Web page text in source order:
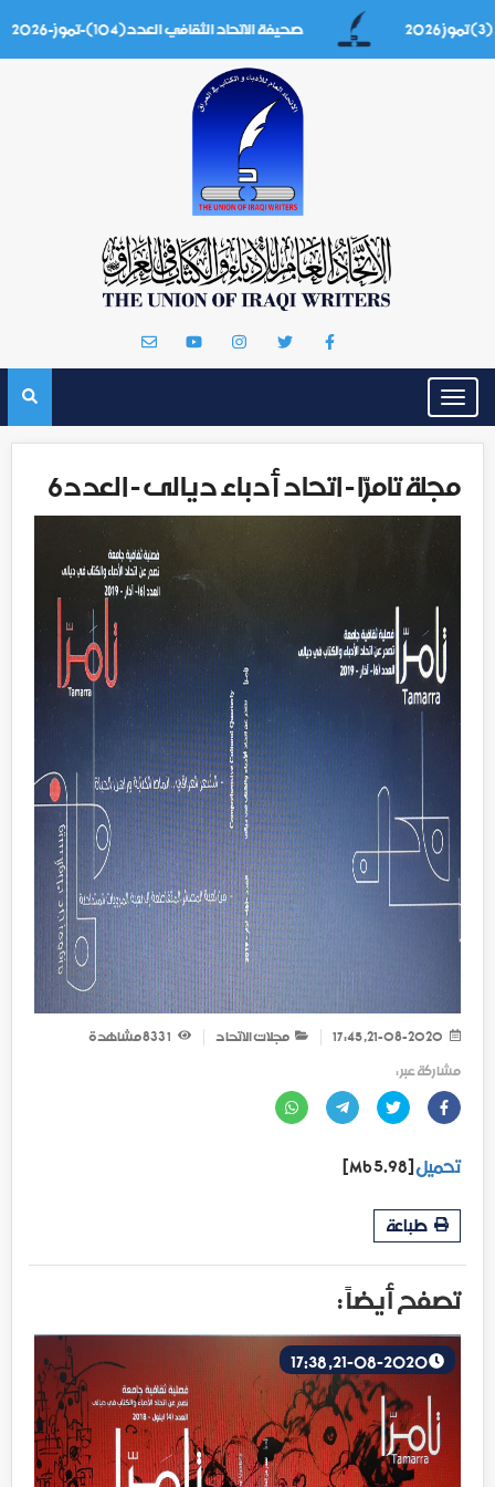
صحيفة الاتحاد الثقافي العدد(104)-تموز-2026
Toggle
navigation
مجلة تامرّا - اتحاد أدباء ديالى - العدد6
مجلات الاتحاد
مشاهدة
مشاركة عبر :
تحميل[5.98 Mb]
طباعة
تصفح أيضاً :